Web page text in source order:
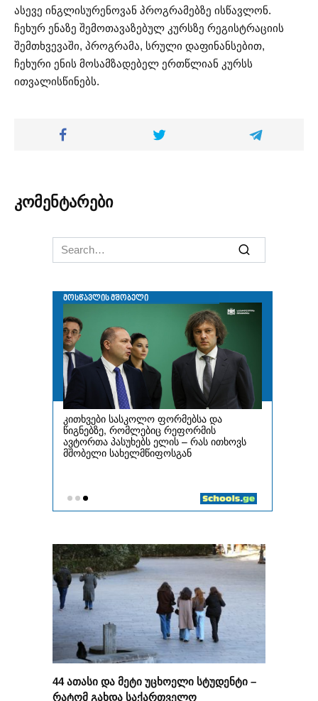
ასევე ინგლისურენოვან პროგრამებზე ისწავლონ.
ჩეხურ ენაზე შემოთავაზებულ კურსზე რეგისტრაციის
შემთხვევაში, პროგრამა, სრული დაფინანსებით,
ჩეხური ენის მოსამზადებელ ერთწლიან კურსს
ითვალისწინებს.
კომენტარები
Search
for:
44 ათასი და მეტი უცხოელი სტუდენტი –
რატომ გახდა საქართველო